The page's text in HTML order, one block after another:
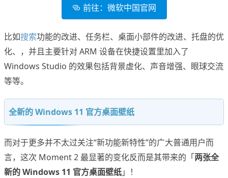
前往：微软中国官网
比如搜索功能的改进、任务栏、桌面小部件的改进、托盘的优
化、，并且主要针对 ARM 设备在快捷设置里加入了
Windows Studio 的效果包括背景虚化、声音增强、眼球交流
等等。
全新的 Windows 11 官方桌面壁纸
而对于更多并不太过关注“新功能新特性”的广大普通用户而
言，这次 Moment 2 最显著的变化反而是其带来的「两张全
新的 Windows 11 官方桌面壁纸」！